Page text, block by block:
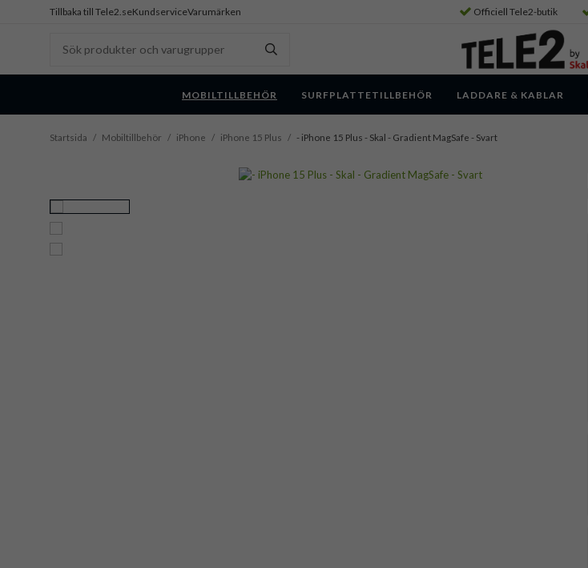
Tillbaka till Tele2.seKundserviceVarumärken Officiell Tele2-butik
MOBILTILLBEHÖR SURFPLATTETILLBEHÖR LADDARE & KABLAR
Startsida / Mobiltillbehör / iPhone / iPhone 15 Plus / - iPhone 15 Plus - Skal - Gradient MagSafe - Svart